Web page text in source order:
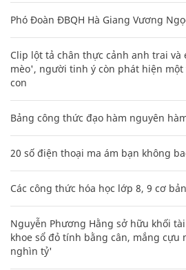
Phó Đoàn ĐBQH Hà Giang Vương
Clip lột tả chân thực cảnh anh trai
mèo', người tinh ý còn phát hiện
con
Bảng công thức đạo hàm nguyên
20 số điện thoại ma ám bạn không
Các công thức hóa học lớp 8, 9 cơ
Nguyễn Phương Hằng sở hữu khối
khoe sổ đỏ tính bằng cân, mắng cựu
nghìn tỷ'